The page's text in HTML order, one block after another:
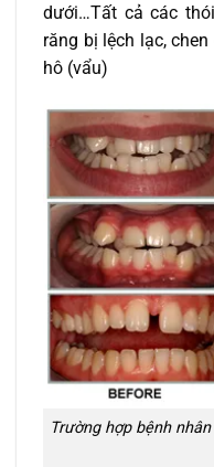
dưới…Tất cả các
răng bị lệch lạc,
hô (vẩu)
Trường hợp bệnh